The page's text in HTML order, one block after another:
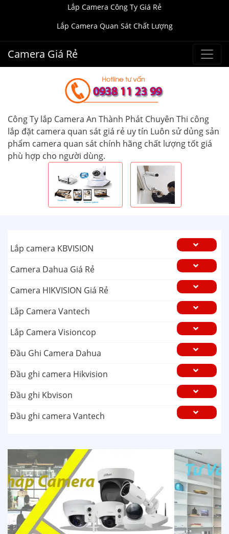
Lắp Camera Công Ty Giá Rẻ
Lắp Camera Quan Sát Chất Lượng
Camera Giá Rẻ
Công Ty lắp Camera An Thành Phát Chuyên Thi công
lắp đặt camera quan sát giá rẻ uy tín Luôn sử dủng sản
phẩm camera quan sát chính hãng chất lượng tốt giá
phù hợp cho người dùng.
Lắp camera KBVISION
Camera Dahua Giá Rẻ
Camera HIKVISION Giá Rẻ
Lắp Camera Vantech
Lắp Camera Visioncop
Đầu Ghi Camera Dahua
Đầu ghi camera Hikvision
Đầu ghi Kbvison
Đầu ghi camera Vantech